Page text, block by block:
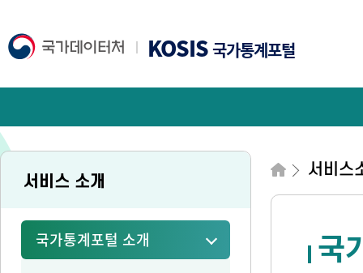
KOSIS국가통계포털
서비스 소개
국가통계포털 소개
서비스
국